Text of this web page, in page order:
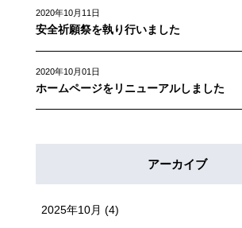
2020年10月11日
安全祈願祭を執り行いました
2020年10月01日
ホームページをリニューアルしました
アーカイブ
2025年10月 (4)